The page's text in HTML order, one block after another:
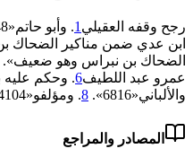
رجح وقفه العقيلي 1. وأبو حاتم«548».
ابن عدي ضمن مناكير الضحاك
الضحاك بن نبراس وهو ضعيف».
عمرو عبد اللطيف6. وحكم عليه
والألباني«‌‌6816».
8. ومؤلفو«4104».
المصادر والمراجع